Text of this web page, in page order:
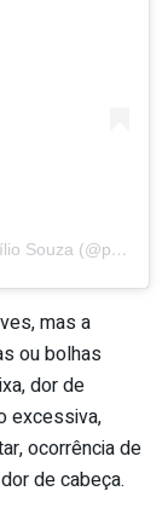
Uma publicação compartilhada por Marcionílio Souza (@prefeitura_marcioniliosouza)
mas a
ou bolhas
dor de
excessiva,
ocorrência de
de cabeça.